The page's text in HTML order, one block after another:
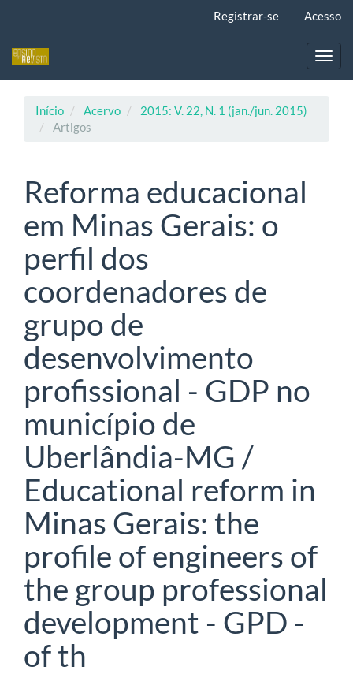
principal
Registrar-se Acesso
Início Acervo
2015: V. 22, N. 1 (jan./jun. 2015)
Artigos
Reforma educacional
em Minas Gerais: o
perfil dos
coordenadores de
grupo de
desenvolvimento
profissional - GDP no
município de
Uberlândia-MG /
Educational reform in
Minas Gerais: the
profile of engineers of
the group professional
development - GPD -
of th